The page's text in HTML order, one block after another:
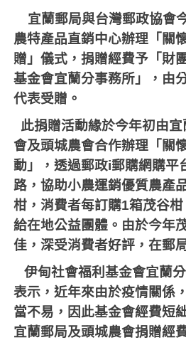
宜蘭郵局與台灣郵政協會
農特產品直銷中心辦理「關
贈」儀式，捐贈經費予「財
基金會宜蘭分事務所」，由
代表受贈。
此捐贈活動緣於今年初由
會及頭城農會合作辦理「關
動」，透過郵政i郵購網購平
路，協助小農運銷優質農產
柑，消費者每訂購1箱茂谷
給在地公益團體。由於今年
佳，深受消費者好評，在郵
伊甸社會福利基金會宜蘭
表示，近年來由於疫情關係
當不易，因此基金會經費短
宜蘭郵局及頭城農會捐贈經